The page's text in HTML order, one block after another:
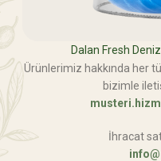
Dalan Fresh
Ürünlerimiz hakkında her
bizimle
İhracat